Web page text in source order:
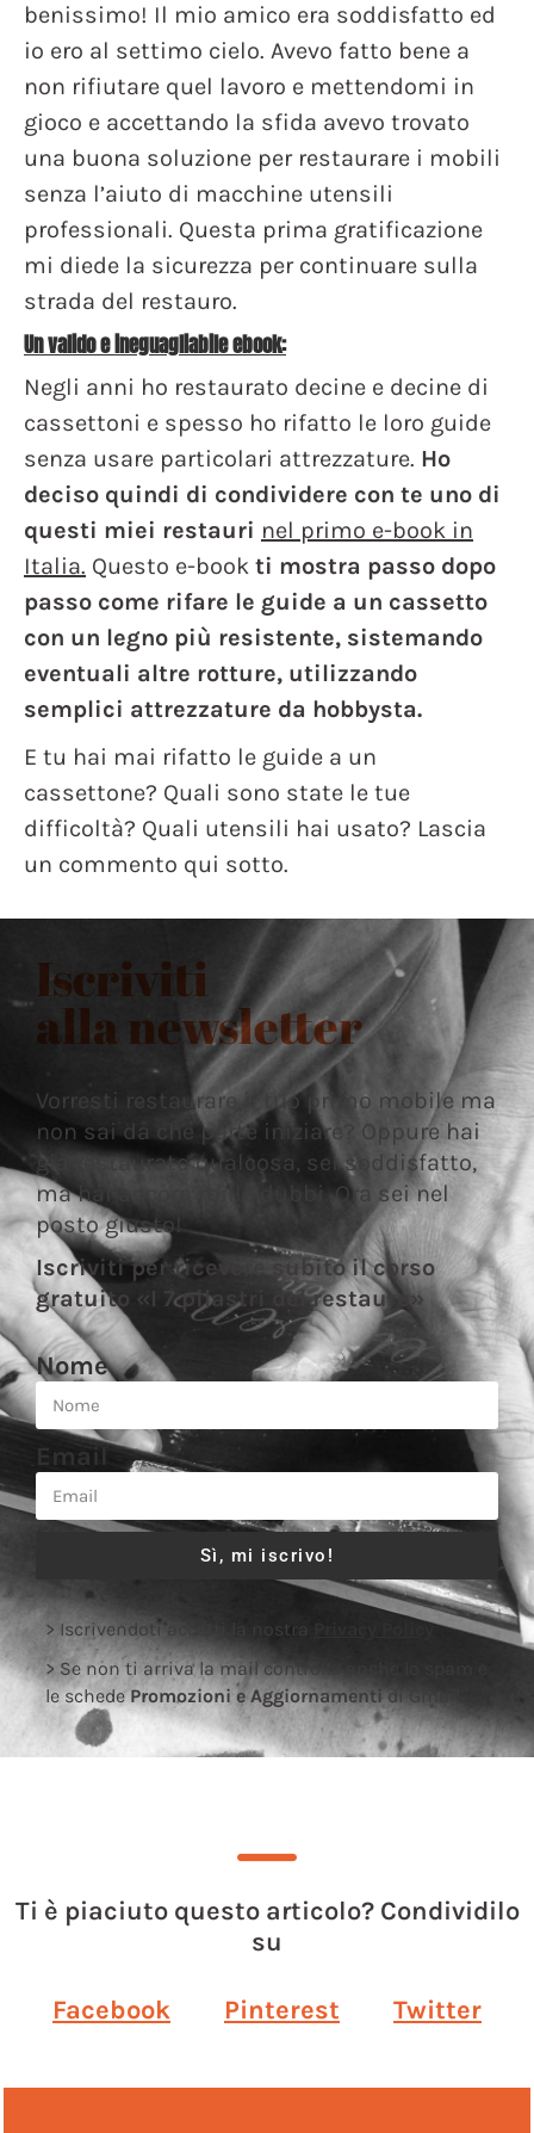
benissimo! Il mio amico era soddisfatto ed
io ero al settimo cielo. Avevo fatto bene a
non rifiutare quel lavoro e mettendomi in
gioco e accettando la sfida avevo trovato
una buona soluzione per restaurare i mobili
senza l’aiuto di macchine utensili
professionali. Questa prima gratificazione
mi diede la sicurezza per continuare sulla
strada del restauro.
Un valido e ineguagliabile ebook:
Negli anni ho restaurato decine e decine di
cassettoni e spesso ho rifatto le loro guide
senza usare particolari attrezzature. Ho
deciso quindi di condividere con te uno di
questi miei restauri nel primo e-book in
Italia. Questo e-book ti mostra passo dopo
passo come rifare le guide a un cassetto
con un legno più resistente, sistemando
eventuali altre rotture, utilizzando
semplici attrezzature da hobbysta.
E tu hai mai rifatto le guide a un
cassettone? Quali sono state le tue
difficoltà? Quali utensili hai usato? Lascia
un commento qui sotto.
Iscriviti
alla newsletter
Vorresti restaurare il tuo primo mobile ma
non sai da che parte iniziare? Oppure hai
già restaurato qualcosa, sei soddisfatto,
ma hai ancora mille dubbi. Ora sei nel
posto giusto!
Iscriviti per ricevere subito il corso
gratuito «I 7 pilastri del restauro»
Nome
Email
Sì, mi iscrivo!
> Iscrivendoti accetti la nostra
Privacy Policy
> Se non ti arriva la mail controlla anche lo spam e
le schedePromozioni e Aggiornamentidi Gmail.
Ti è piaciuto questo articolo? Condividilo
su
Facebook Pinterest Twitter